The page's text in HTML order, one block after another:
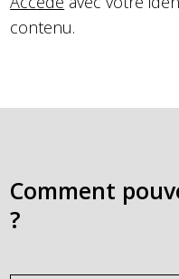
contenu.
Comment
?